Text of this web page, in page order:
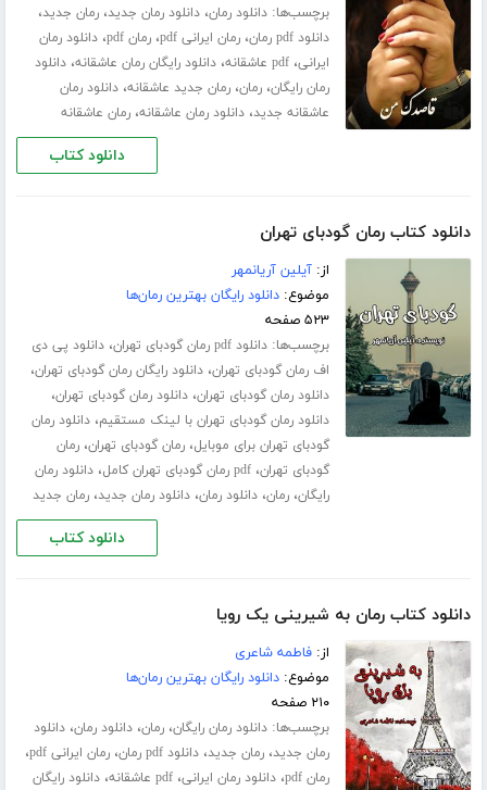
برچسب‌ها:دانلود رمان،دانلود رمان جدید،رمان جدید،
دانلود pdf رمان ،رمان ایرانی pdf ،رمان pdf ،دانلود رمان
ایرانی،pdf عاشقانه ،دانلود رایگان رمان عاشقانه،دانلود
رمان رایگان،رمان،رمان جدید عاشقانه،دانلود رمان
عاشقانه جدید،دانلود رمان عاشقانه،رمان عاشقانه
دانلود کتاب
دانلود کتاب رمان گودبای تهران
از:آیلین آریانمهر
موضوع:دانلود رایگان بهترین رمان‌ها
۵۲۳ صفحه
برچسب‌ها:دانلود pdf رمان گودبای تهران ،دانلود پی دی
اف رمان گودبای تهران،دانلود رایگان رمان گودبای تهران،
دانلود رمان گودبای تهران،دانلود رمان گودبای تهران،
دانلود رمان گودبای تهران با لینک مستقیم،دانلود رمان
گودبای تهران برای موبایل،رمان گودبای تهران،رمان
گودبای تهران،pdf رمان گودبای تهران کامل ،دانلود رمان
رایگان،رمان،دانلود رمان،دانلود رمان جدید،رمان جدید
دانلود کتاب
دانلود کتاب رمان به شیرینی یک رویا
از:فاطمه شاعری
موضوع:دانلود رایگان بهترین رمان‌ها
۲۱۰ صفحه
برچسب‌ها:دانلود رمان رایگان،رمان،دانلود رمان،دانلود
رمان جدید،رمان جدید،دانلود pdf رمان ،رمان ایرانی pdf ،
رمان pdf ،دانلود رمان ایرانی،pdf عاشقانه ،دانلود رایگان